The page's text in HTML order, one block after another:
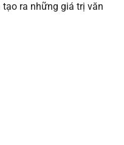
ra những giá trị văn